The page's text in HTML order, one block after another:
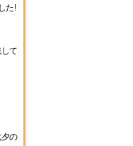
た!
て
夕の